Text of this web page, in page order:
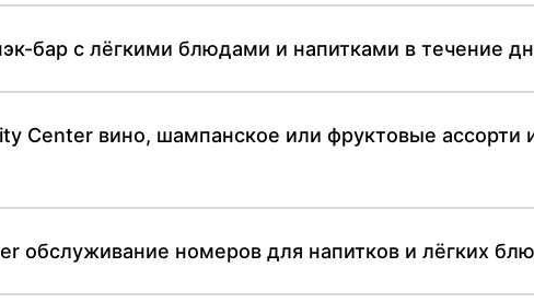
бар с лёгкими блюдами и напитками в течение
Center вино, шампанское или фруктовые ассорти
обслуживание номеров для напитков и лёгких